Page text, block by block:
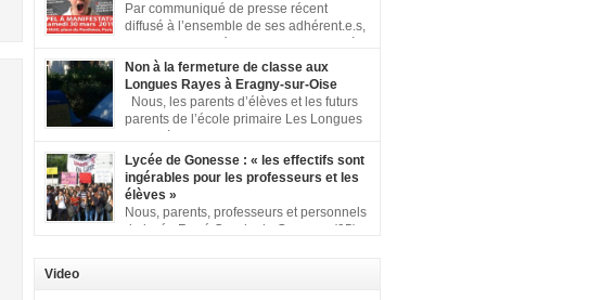
Par communiqué de presse récent
diffusé à l’ensemble de ses adhérent.e.s,
se mobiliser contre la loi Blanquer dite « Ecole de la
confiance ». Pour vous aider à organiser les actions
localement, la FCPE met à votre disposition ce kit de
mobilisation comprenant : 1 affiche appelant […]
Non à la fermeture de classe aux
Longues Rayes à Eragny-sur-Oise
Nous, les parents d’élèves et les futurs
parents de l’école primaire Les Longues
cette pétition pour dire « NON à la fermeture de classe
aux Longues Rayes ». Non à la dégradation continue
des conditions d’accueil et d’apprentissage de nos
enfants à l’école primaire. Chaque enfant a droit à […]
Lycée de Gonesse : « les effectifs sont
ingérables pour les professeurs et les
élèves »
Nous, parents, professeurs et personnels
du lycée René Cassin de Gonesse (95),
dénoncer les classes surchargées, en cette rentrée
Video